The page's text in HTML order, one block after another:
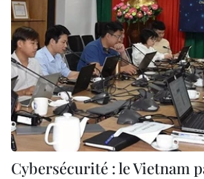
Cybersécurité : le Vietnam